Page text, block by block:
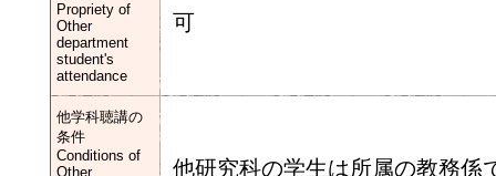
Propriety of
Other
department
student's
attendance
可
他学科聴講の
条件
Conditions of
Other
他研究科の学生は所属の教務係